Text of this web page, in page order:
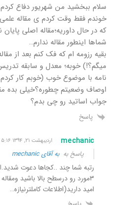
سلام ببخشید من شهریور دفاع کردم
خوندم فقط وقت کردم ی مقاله
که در حال داوریه؛مقاله اصلی
شماها اینطور مقاله ندارم…
بقیه رزومه ام که فک کنم بعد از
میگم؟!) خوبه؛ معدل و سابقه
نامه با موضوع خوب (خوبم کار کردم
اوصاف وضعیتم چطوره؟خیلی بده
جواب اساتید رو چی بدم؟
پاسخ
mechanic اردیبهشت ۲۱, ۱۳۹۴ ۵:۱۶ ب٫ظ
پاسخ بهبه آقای mechanic
رتبه شما چند ..کجاها دعوت
۳مورد رو درسطح بالا باشید
امید دارید(اطلاعات کاملترنیازه…